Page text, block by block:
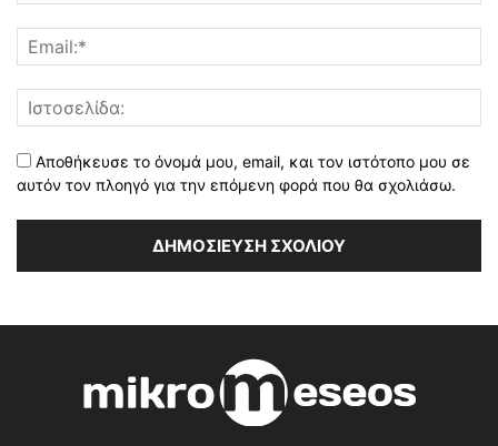
Αποθήκευσε το όνομά μου, email, και τον ιστότοπο μου σε
αυτόν τον πλοηγό για την επόμενη φορά που θα σχολιάσω.